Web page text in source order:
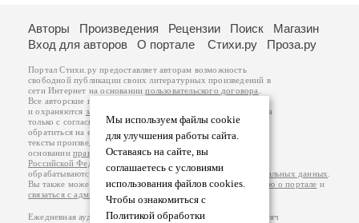
Мы используем файлы cookie
для улучшения работы сайта.
Оставаясь на сайте, вы
соглашаетесь с условиями
использования файлов cookies.
Чтобы ознакомиться с
Политикой обработки
Авторы Произведения Рецензии Поиск
Магазин
Вход для авторов
О портале Стихи.ру Проза.ру
Портал Стихи.ру предоставляет авторам возможность
свободной публикации своих литературных произведений в
сети Интернет на основаниипользовательского договора
Все авторские права на произведения принадлежат авторам
и охраняются законом
. Перепечатка произведений возможна
только с согласия его автора, к которому вы можете
обратиться на его авторской странице. Ответственность за
тексты произведений авторы несут самостоятельно на
основанииправил публикацииизаконодательства
Российской Федерации
обрабатываются на основанииПолитики обработки персональных данных
Вы также можете посмотреть более подробнуюинформацию о портале и
связаться с администрацией
Ежедневная аудитория портала Стихи.ру – порядка 200 тысяч